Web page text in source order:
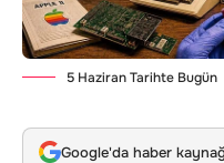
5 Haziran Tarihte Bugün
Google'da haber